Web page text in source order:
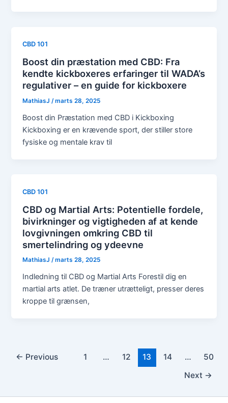
CBD 101
Boost din præstation med CBD: Fra
kendte kickboxeres erfaringer til WADA’s
regulativer – en guide for kickboxere
MathiasJ/marts 28, 2025
Boost din Præstation med CBD i Kickboxing
Kickboxing er en krævende sport, der stiller store
fysiske og mentale krav til
CBD 101
CBD og Martial Arts: Potentielle fordele,
bivirkninger og vigtigheden af at kende
lovgivningen omkring CBD til
smertelindring og ydeevne
MathiasJ/marts 28, 2025
Indledning til CBD og Martial Arts Forestil dig en
martial arts atlet. De træner utrætteligt, presser deres
kroppe til grænsen,
← Previous 1 … 12 13 14 …
50
Next →